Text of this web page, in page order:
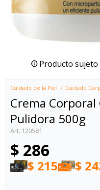
Producto
Cuidado de la Piel Cuidado
Crema Corporal
Pulidora 500g
120581
$ 286
$ 215 $